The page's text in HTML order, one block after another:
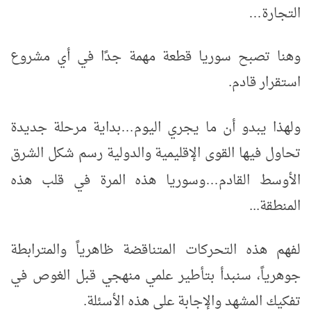
التجارة…
وهنا تصبح سوريا قطعة مهمة جدًا في أي مشروع
استقرار قادم.
ولهذا يبدو أن ما يجري اليوم…بداية مرحلة جديدة
تحاول فيها القوى الإقليمية والدولية رسم شكل الشرق
الأوسط القادم…وسوريا هذه المرة في قلب هذه
المنطقة...
لفهم هذه التحركات المتناقضة ظاهرياً والمترابطة
جوهرياً، سنبدأ بتأطير علمي منهجي قبل الغوص في
تفكيك المشهد والإجابة على هذه الأسئلة.